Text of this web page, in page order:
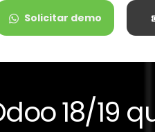
Solicitar demo
18/19